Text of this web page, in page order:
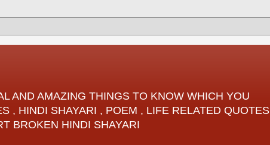
AND AMAZING THINGS TO KNOW WHICH YOU
, HINDI SHAYARI , POEM , LIFE RELATED QUOTES
BROKEN HINDI SHAYARI